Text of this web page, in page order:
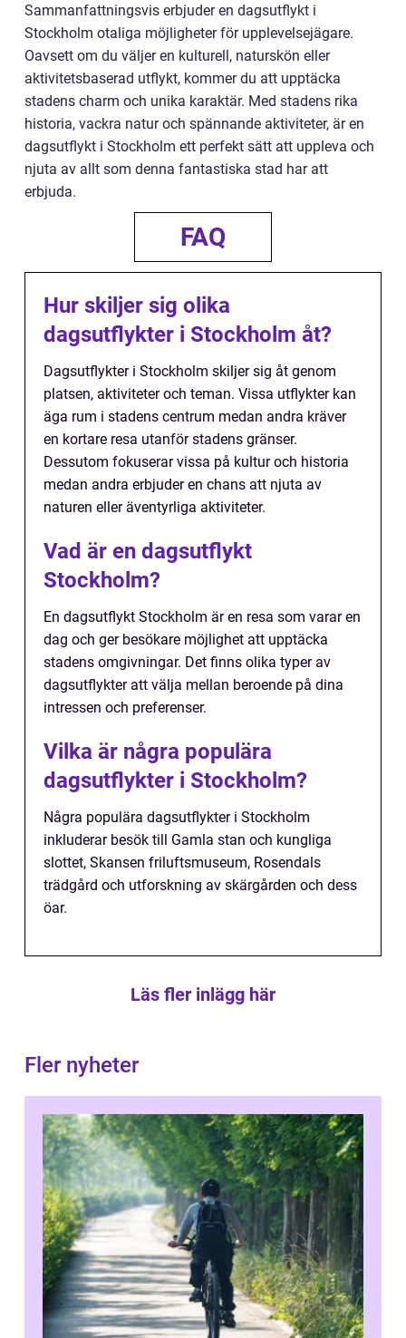
Sammanfattningsvis erbjuder en dagsutflykt i
Stockholm otaliga möjligheter för upplevelsejägare.
Oavsett om du väljer en kulturell, naturskön eller
aktivitetsbaserad utflykt, kommer du att upptäcka
stadens charm och unika karaktär. Med stadens rika
historia, vackra natur och spännande aktiviteter, är en
dagsutflykt i Stockholm ett perfekt sätt att uppleva och
njuta av allt som denna fantastiska stad har att
erbjuda.
FAQ
Hur skiljer sig olika
dagsutflykter i Stockholm åt?
Dagsutflykter i Stockholm skiljer sig åt genom
platsen, aktiviteter och teman. Vissa utflykter kan
äga rum i stadens centrum medan andra kräver
en kortare resa utanför stadens gränser.
Dessutom fokuserar vissa på kultur och historia
medan andra erbjuder en chans att njuta av
naturen eller äventyrliga aktiviteter.
Vad är en dagsutflykt
Stockholm?
En dagsutflykt Stockholm är en resa som varar en
dag och ger besökare möjlighet att upptäcka
stadens omgivningar. Det finns olika typer av
dagsutflykter att välja mellan beroende på dina
intressen och preferenser.
Vilka är några populära
dagsutflykter i Stockholm?
Några populära dagsutflykter i Stockholm
inkluderar besök till Gamla stan och kungliga
slottet, Skansen friluftsmuseum, Rosendals
trädgård och utforskning av skärgården och dess
öar.
Läs fler inlägg här
Fler nyheter